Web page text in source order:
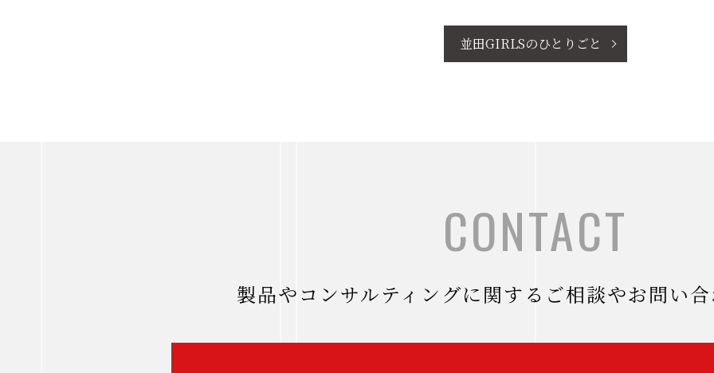
並田GIRLSのひとりごと
CONTACT
製品やコンサルティングに関するご相談やお問い